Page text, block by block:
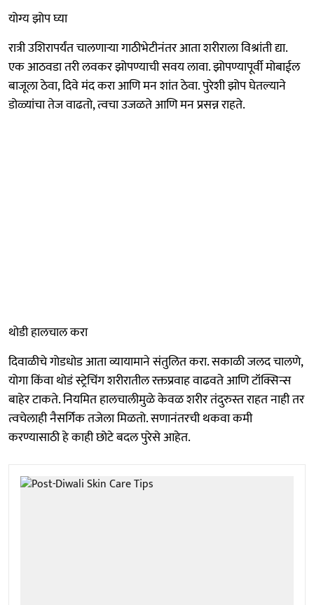
योग्य झोप घ्या
रात्री उशिरापर्यंत चालणाऱ्या गाठीभेटीनंतर आता शरीराला विश्रांती द्या.
एक आठवडा तरी लवकर झोपण्याची सवय लावा. झोपण्यापूर्वी मोबाईल
बाजूला ठेवा, दिवे मंद करा आणि मन शांत ठेवा. पुरेशी झोप घेतल्याने
डोळ्यांचा तेज वाढतो, त्वचा उजळते आणि मन प्रसन्न राहते.
थोडी हालचाल करा
दिवाळीचे गोडधोड आता व्यायामाने संतुलित करा. सकाळी जलद चालणे,
योगा किंवा थोडं स्ट्रेचिंग शरीरातील रक्तप्रवाह वाढवते आणि टॉक्सिन्स
बाहेर टाकते. नियमित हालचालीमुळे केवळ शरीर तंदुरुस्त राहत नाही तर
त्वचेलाही नैसर्गिक तजेला मिळतो. सणानंतरची थकवा कमी
करण्यासाठी हे काही छोटे बदल पुरेसे आहेत.